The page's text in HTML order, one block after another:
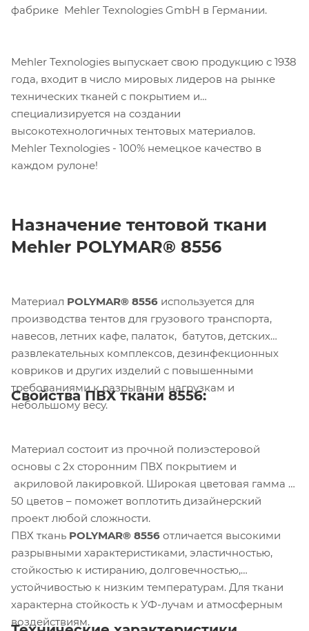
фабрике Mehler Texnologies GmbH в Германии.
Mehler Texnologies выпускает свою продукцию с 1938
года, входит в число мировых лидеров на рынке
технических тканей с покрытием и
специализируется на создании
высокотехнологичных тентовых материалов.
Mehler Texnologies - 100% немецкое качество в
каждом рулоне!
Назначение тентовой ткани
Mehler POLYMAR® 8556
Материал POLYMAR® 8556 используется для
производства тентов для грузового транспорта,
навесов, летних кафе, палаток, батутов, детских
развлекательных комплексов, дезинфекционных
ковриков и других изделий с повышенными
требованиями к разрывным нагрузкам и
небольшому весу.
СвойстваПВХ ткани 8556:
Материал состоит из прочной полиэстеровой
основы с 2х сторонним ПВХ покрытием и
акриловой лакировкой. Широкая цветовая гамма –
50 цветов – поможет воплотить дизайнерский
проект любой сложности.
ПВХ ткань POLYMAR® 8556 отличается высокими
разрывными характеристиками, эластичностью,
стойкостью к истиранию, долговечностью,
устойчивостью к низким температурам. Для ткани
характерна стойкость к УФ-лучам и атмосферным
воздействиям.